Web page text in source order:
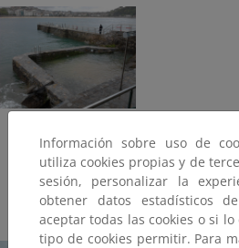
Isla de Santa Clara.
Reconstrucción de
reparación de hueco en
desperfectos en escalones y
de abrigo (Plan Litoral 2014)
Información sobre uso de
utiliza cookies propias y de
sesión, personalizar la
obtener datos estadísticos
aceptar todas las cookies o si
tipo de cookies permitir. Para